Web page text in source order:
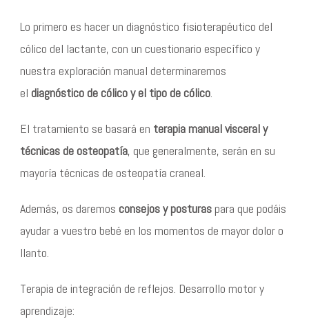
Lo primero es hacer un diagnóstico fisioterapéutico del
cólico del lactante, con un cuestionario específico y
nuestra exploración manual determinaremos
el diagnóstico de cólico y el tipo de cólico.
El tratamiento se basará en terapia manual visceral y
técnicas de osteopatía, que generalmente, serán en su
mayoría técnicas de osteopatía craneal.
Además, os daremos consejos y posturas para que podáis
ayudar a vuestro bebé en los momentos de mayor dolor o
llanto.
Terapia de integración de reflejos. Desarrollo motor y
aprendizaje: